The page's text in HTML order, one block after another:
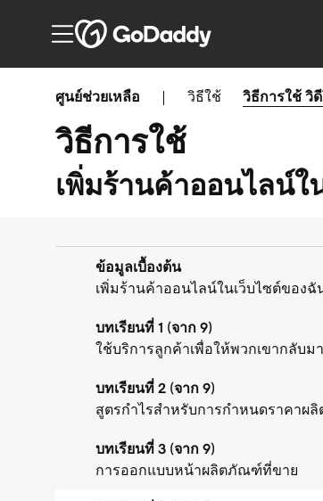
ศูนย์ช่วยเหลือ วิธีใช้ วิธีการใช้ วิ
วิธีการใช้
เพิ่มร้านค้าออนไลน์
ข้อมูลเบื้องต้น
เพิ่มร้านค้าออนไลน์ในเว็บไซต์ของ
บทเรียนที่ 1 (จาก 9)
ใช้บริการลูกค้าเพื่อให้พวกเขากลับมา
บทเรียนที่ 2 (จาก 9)
สูตรกำไรสำหรับการกำหนดราคา
บทเรียนที่ 3 (จาก 9)
การออกแบบหน้าผลิตภัณฑ์ที่ขาย